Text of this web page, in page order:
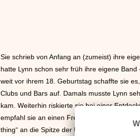
Sie schrieb von Anfang an (zumeist) ihre
hatte Lynn schon sehr früh ihre eigene
weit vor ihrem 18. Geburtstag schaffte sie
Clubs und Bars auf. Damals musste Lynn
kam. Weiterhin riskierte sie bei einer
empfahl sie an einen Freund/Produzenten
thing“ an die Spitze der US-R&B-
.